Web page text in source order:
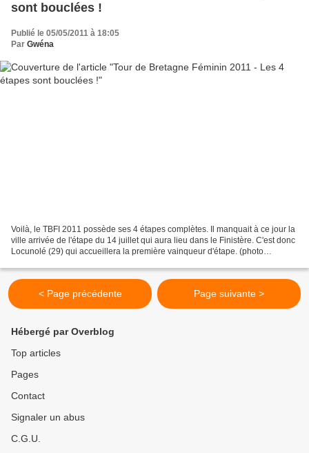
sont bouclées !
Publié le 05/05/2011 à 18:05
Par Gwéna
Voilà, le TBFI 2011 possède ses 4 étapes complètes. Il manquait à ce jour la
ville arrivée de l'étape du 14 juillet qui aura lieu dans le Finistère. C'est donc
Locunolé (29) qui accueillera la première vainqueur d'étape. (photo
< Page précédente Page suivante >
Hébergé par Overblog
Top articles
Pages
Contact
Signaler un abus
C.G.U.